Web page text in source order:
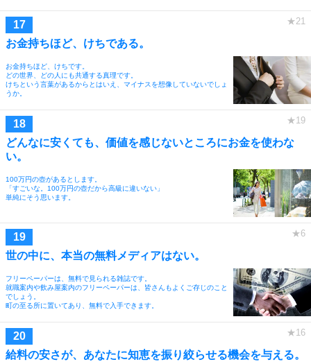
お金持ちほど、けちである。
お金持ちほど、けちです。
どの世界、どの人にも共通する真理です。
けちという言葉があるからとはいえ、マイナスを想像していないでしょ
うか。
どんなに安くても、価値を感じないところにお金を使わな
い。
100万円の壺があるとします。
「すごいな。100万円の壺だから高級に違いない」
単純にそう思います。
世の中に、本当の無料メディアはない。
フリーペーパーは、無料で見られる雑誌です。
就職案内や飲み屋案内のフリーペーパーは、皆さんもよくご存じのこと
でしょう。
町の至る所に置いてあり、無料で入手できます。
給料の安さが、あなたに知恵を振り絞らせる機会を与える。